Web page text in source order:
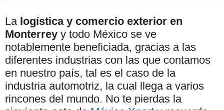
La logística y comercio exterior en
Monterrey y todo México se ve
notablemente beneficiada, gracias a las
diferentes industrias con las que contamos
en nuestro país, tal es el caso de la
industria automotriz, la cual llega a varios
rincones del mundo. No te pierdas la